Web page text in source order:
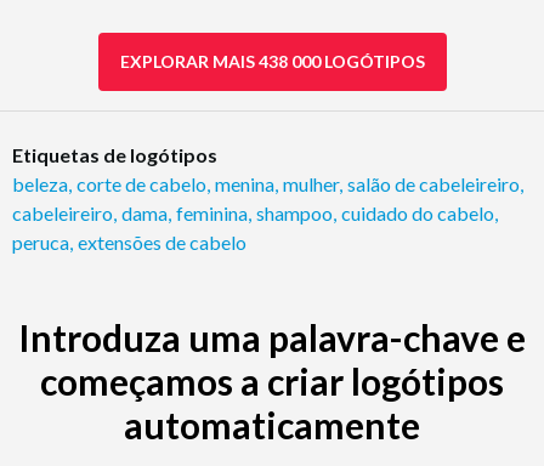
EXPLORAR MAIS 438 000 LOGÓTIPOS
Etiquetas de logótipos
beleza corte de cabelo menina mulher, salão de cabeleireiro
cabeleireiro dama feminina shampoo cuidado do cabelo
peruca extensões de cabelo
Introduza uma palavra-chave e
começamos a criar logótipos
automaticamente